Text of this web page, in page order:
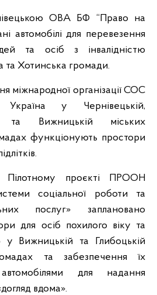
ОВА БФ “Право на
автомобілі для перевезення
та осіб з інвалідністю
та Хотинська громади.
міжнародної організації СОС
Україна у Чернівецькій,
та Вижницькій міських
функціонують простори
Пілотному проєкті ПРООН
соціальної роботи та
послуг» заплановано
для осіб похилого віку та
у Вижницькій та Глибоцькій
та забезпечення їх
автомобілями для надання
вдома».